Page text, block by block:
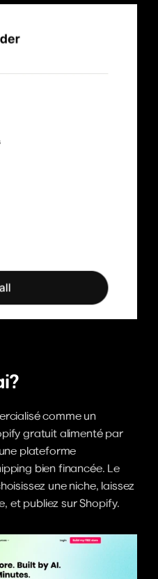
comme un
gratuit alimenté par
plateforme
bien financée. Le
une niche, laissez
et publiez sur Shopify.